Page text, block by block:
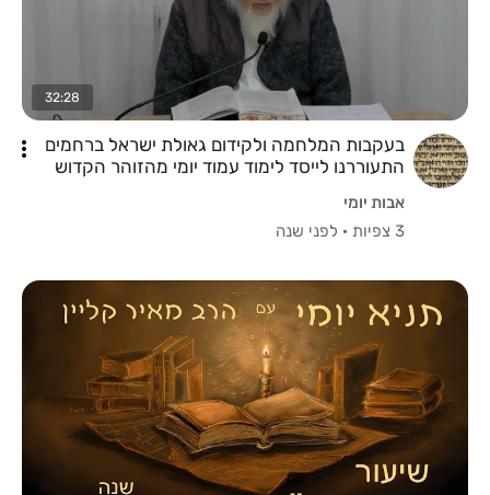
32:28
בעקבות המלחמה ולקידום גאולת ישראל ברחמים
התעוררנו לייסד לימוד עמוד יומי מהזוהר הקדוש
בזוהר -
אבות יומי
3 צפיות
· לפני שנה